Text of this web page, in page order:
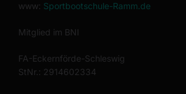
www: Sportbootschule-Ramm.de
Mitglied im BNI
FA-Eckernförde-Schleswig
StNr.: 2914602334